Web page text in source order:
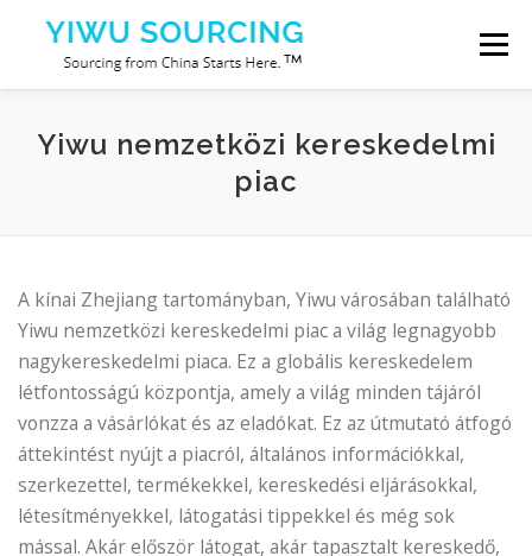
Tovább a tartalomhoz
Menü
Szolgáltatások Yiwu város Blog Rólunk
Yiwu nemzetközi kereskedelmi
piac
A kínai Zhejiang tartományban, Yiwu városában található
Yiwu nemzetközi kereskedelmi piac a világ legnagyobb
nagykereskedelmi piaca. Ez a globális kereskedelem
létfontosságú központja, amely a világ minden tájáról
vonzza a vásárlókat és az eladókat. Ez az útmutató átfogó
áttekintést nyújt a piacról, általános információkkal,
szerkezettel, termékekkel, kereskedési eljárásokkal,
létesítményekkel, látogatási tippekkel és még sok
mással. Akár először látogat, akár tapasztalt kereskedő,